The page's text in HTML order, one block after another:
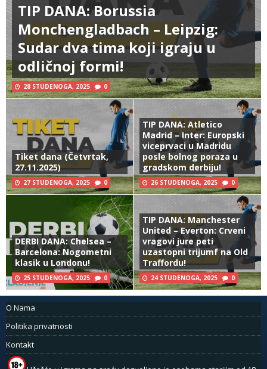
TIP DANA: Borussia
Monchengladbach – Leipzig:
Sudar dva tima koji igraju u
odličnoj formi!
28 STUDENOGA, 2025 0
Tiket dana (Četvrtak,
27.11.2025)
27 STUDENOGA, 2025 0
TIP DANA: Atletico
Madrid – Inter: Europski
viceprvaci u Madridu
posle bolnog poraza u
gradskom derbiju!
26 STUDENOGA, 2025 0
DERBI DANA: Chelsea –
Barcelona: Nogometni
klasik u Londonu!
25 STUDENOGA, 2025 0
TIP DANA: Manchester
United – Everton: Crveni
vragovi jure peti
uzastopni trijumf na Old
Traffordu!
24 STUDENOGA, 2025 0
O Nama
Politika privatnosti
Kontakt